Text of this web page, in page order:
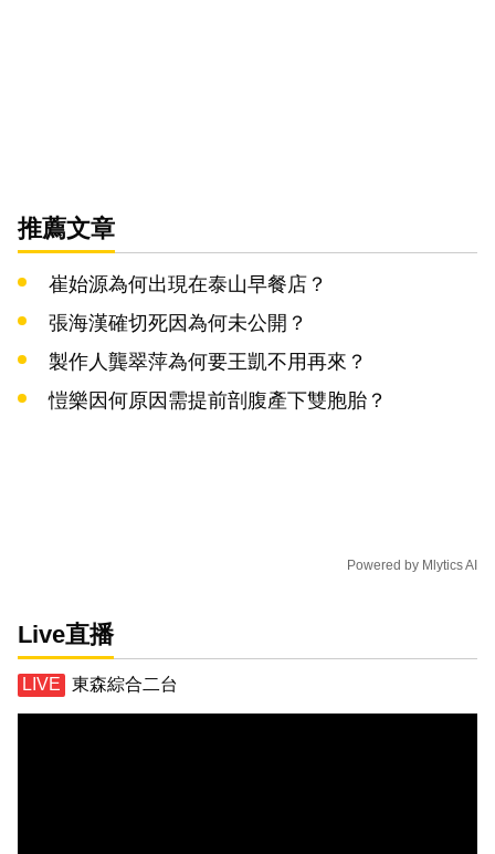
推薦文章
崔始源為何出現在泰山早餐店？
張海漢確切死因為何未公開？
製作人龔翠萍為何要王凱不用再來？
愷樂因何原因需提前剖腹產下雙胞胎？
Powered by Mlytics AI
Live直播
東森綜合二台